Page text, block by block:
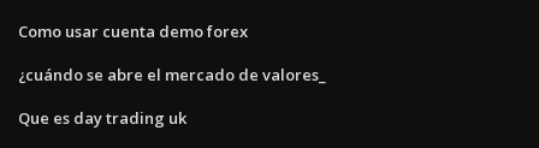
Como usar cuenta demo forex
¿cuándo se abre el mercado de valores_
Que es day trading uk